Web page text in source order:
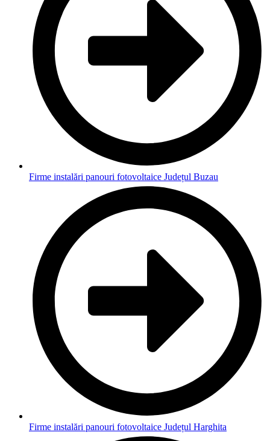
Firme instalări panouri fotovoltaice Județul Buzau
Firme instalări panouri fotovoltaice Județul Harghita